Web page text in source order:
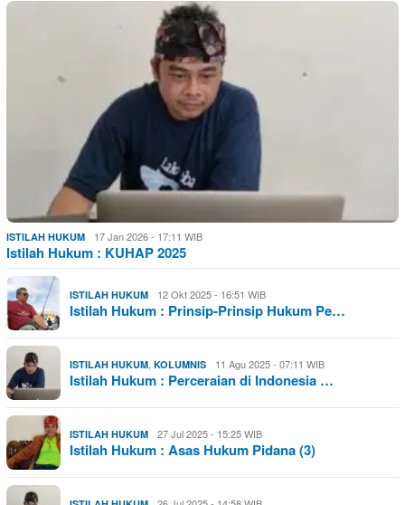
ISTILAH HUKUM 17 Jan 2026 - 17:11 WIB
Istilah Hukum : KUHAP 2025
ISTILAH HUKUM 12 Okt 2025 - 16:51 WIB
Istilah Hukum : Prinsip-Prinsip Hukum Pe…
ISTILAH HUKUM, KOLUMNIS 11 Agu 2025 - 07:11 WIB
Istilah Hukum : Perceraian di Indonesia …
ISTILAH HUKUM 27 Jul 2025 - 15:25 WIB
Istilah Hukum : Asas Hukum Pidana (3)